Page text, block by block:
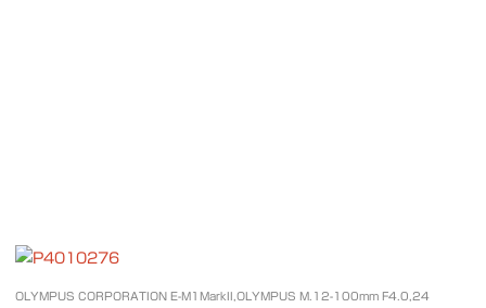
OLYMPUS CORPORATION E-M1MarkII,OLYMPUS M.12-100mm F4.0,24